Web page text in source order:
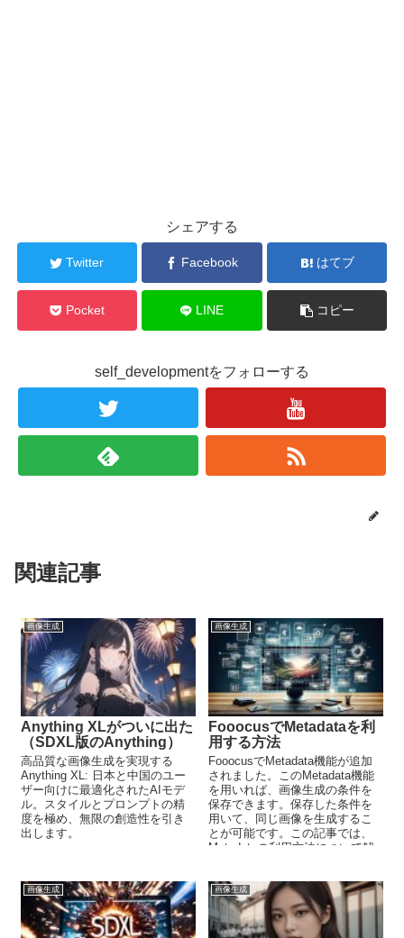
シェアする
Twitter Facebook はてブ
Pocket LINE コピー
self_developmentをフォローする
関連記事
画像生成
Anything XLがついに出た
（SDXL版のAnything）
高品質な画像生成を実現する
Anything XL: 日本と中国のユー
ザー向けに最適化されたAIモデ
ル。スタイルとプロンプトの精
度を極め、無限の創造性を引き
出します。
画像生成
FooocusでMetadataを利
用する方法
FooocusでMetadata機能が追加
されました。このMetadata機能
を用いれば、画像生成の条件を
保存できます。保存した条件を
用いて、同じ画像を生成するこ
とが可能です。この記事では、
Metadataの利用方法について解
画像生成 画像生成